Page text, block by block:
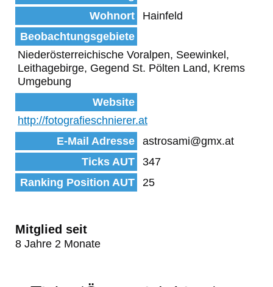
Wohnort
Hainfeld
Beobachtungsgebiete
Niederösterreichische Voralpen, Seewinkel,
Leithagebirge, Gegend St. Pölten Land, Krems
Umgebung
Website
http://fotografieschnierer.at
E-Mail Adresse
astrosami@gmx.at
Ticks AUT
347
Ranking Position AUT
25
Mitglied seit
8 Jahre 2 Monate